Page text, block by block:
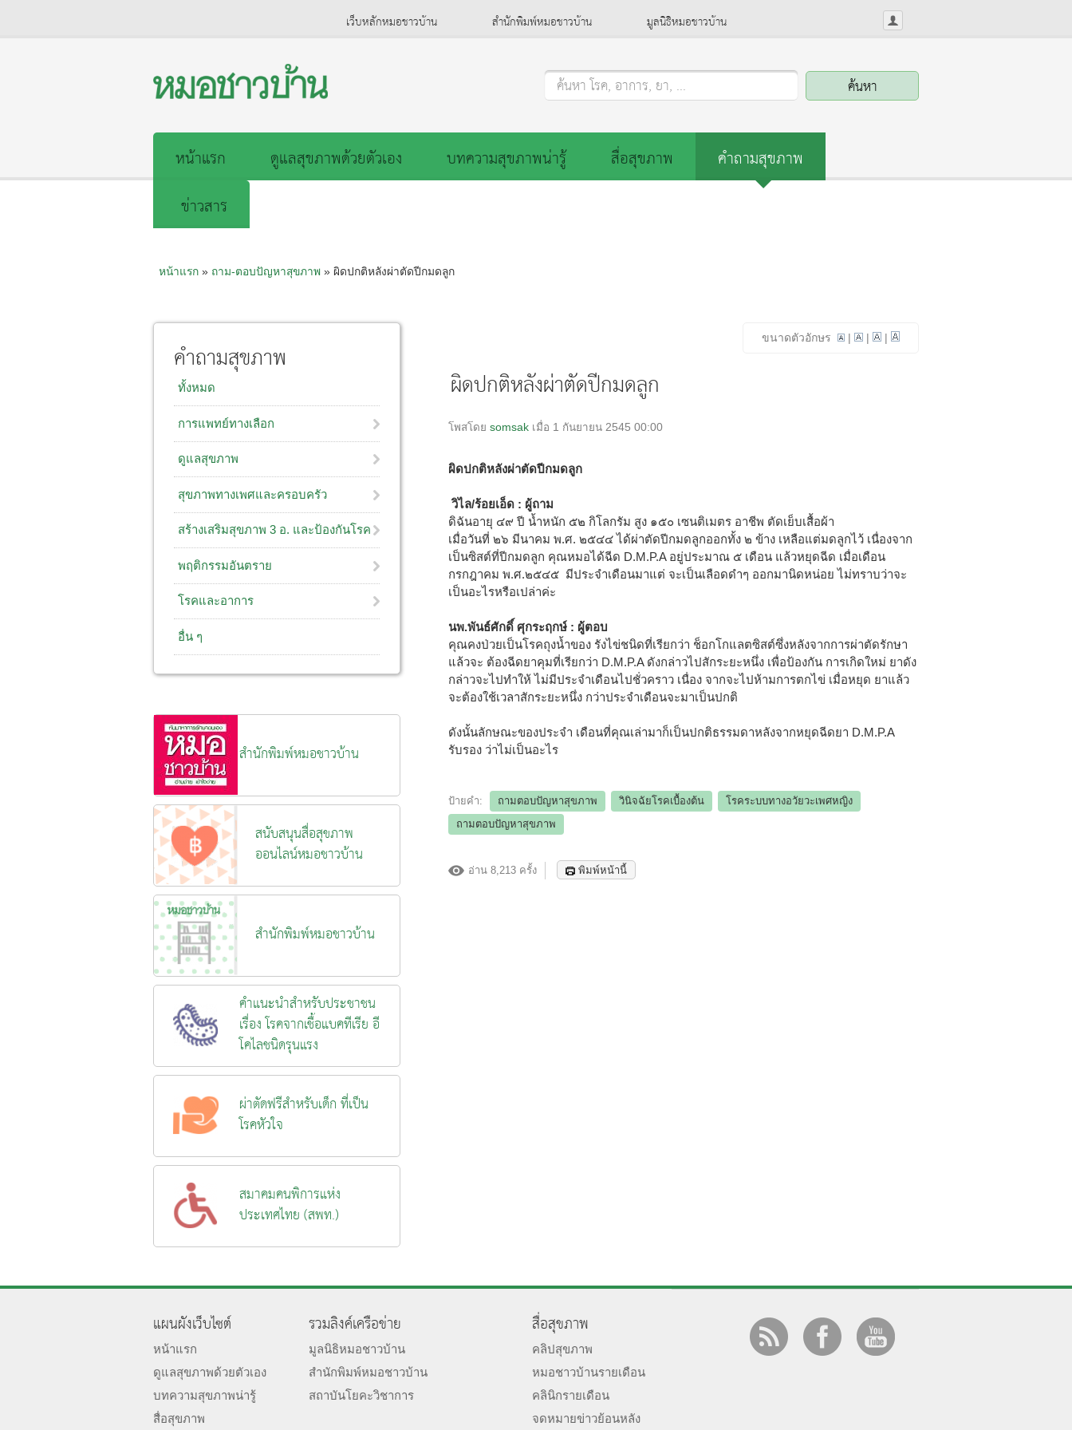
เว็บหลักหมอชาวบ้าน สำนักพิมพ์หมอชาวบ้าน มูลนิธิหมอชาวบ้าน
ค้นหา โรค, อาการ, ยา, ...
หน้าแรก ดูแลสุขภาพด้วยตัวเอง บทความสุขภาพน่ารู้ สื่อสุขภาพ
คำถามสุขภาพ
ข่าวสาร
หน้าแรก» ถาม-ตอบปัญหาสุขภาพ» ผิดปกติหลังผ่าตัดปีกมดลูก
ขนาดตัวอักษร | | |
ผิดปกติหลังผ่าตัดปีกมดลูก
โพสโดย somsak เมื่อ 1 กันยายน 2545 00:00
ผิดปกติหลังผ่าตัดปีกมดลูก
วิไล/ร้อยเอ็ด : ผู้ถาม
ดิฉันอายุ ๔๙ ปี น้ำหนัก ๕๒ กิโลกรัม สูง ๑๕๐ เซนติเมตร อาชีพ ตัดเย็บเสื้อผ้า
เมื่อวันที่ ๒๖ มีนาคม พ.ศ. ๒๕๔๔ ได้ผ่าตัดปีกมดลูกออกทั้ง ๒ ข้าง เหลือแต่มดลูกไว้ เนื่องจาก
เป็นซิสต์ที่ปีกมดลูก คุณหมอได้ฉีด D.M.P.A อยู่ประมาณ ๕ เดือน แล้วหยุดฉีด เมื่อเดือน
กรกฎาคม พ.ศ.๒๕๔๕ มีประจำเดือนมาแต่ จะเป็นเลือดดำๆ ออกมานิดหน่อย ไม่ทราบว่าจะ
เป็นอะไรหรือเปล่าค่ะ
นพ.พันธ์ศักดิ์ ศุกระฤกษ์ : ผู้ตอบ
คุณคงป่วยเป็นโรคถุงน้ำของ รังไข่ชนิดที่เรียกว่า ช็อกโกแลตซิสต์ซึ่งหลังจากการผ่าตัดรักษา
แล้วจะ ต้องฉีดยาคุมที่เรียกว่า D.M.P.A ดังกล่าวไปสักระยะหนึ่ง เพื่อป้องกัน การเกิดใหม่ ยาดัง
กล่าวจะไปทำให้ ไม่มีประจำเดือนไปชั่วคราว เนื่อง จากจะไปห้ามการตกไข่ เมื่อหยุด ยาแล้ว
จะต้องใช้เวลาสักระยะหนึ่ง กว่าประจำเดือนจะมาเป็นปกติ
ดังนั้นลักษณะของประจำ เดือนที่คุณเล่ามาก็เป็นปกติธรรมดาหลังจากหยุดฉีดยา D.M.P.A
รับรอง ว่าไม่เป็นอะไร
ป้ายคำ: ถามตอบปัญหาสุขภาพ วินิจฉัยโรคเบื้องต้น
โรคระบบทางอวัยวะเพศหญิง
ถามตอบปัญหาสุขภาพ
อ่าน 8,213 ครั้ง พิมพ์หน้านี้
คำถามสุขภาพ
ทั้งหมด
การแพทย์ทางเลือก
ดูแลสุขภาพ
สุขภาพทางเพศและครอบครัว
สร้างเสริมสุขภาพ 3 อ. และป้องกันโรค
พฤติกรรมอันตราย
โรคและอาการ
อื่น ๆ
สำนักพิมพ์หมอชาวบ้าน
สนับสนุนสื่อสุขภาพ
ออนไลน์หมอชาวบ้าน
สำนักพิมพ์หมอชาวบ้าน
คำแนะนำสำหรับประชาชน
เรื่อง โรคจากเชื้อแบคทีเรีย อี
โคไลชนิดรุนแรง
ผ่าตัดฟรีสำหรับเด็ก ที่เป็น
โรคหัวใจ
สมาคมคนพิการแห่ง
ประเทศไทย (สพท.)
แผนผังเว็บไซต์
หน้าแรก
ดูแลสุขภาพด้วยตัวเอง
บทความสุขภาพน่ารู้
สื่อสุขภาพ
รวมลิงค์เครือข่าย
มูลนิธิหมอชาวบ้าน
สำนักพิมพ์หมอชาวบ้าน
สถาบันโยคะวิชาการ
สื่อสุขภาพ
คลิปสุขภาพ
หมอชาวบ้านรายเดือน
คลินิกรายเดือน
จดหมายข่าวย้อนหลัง